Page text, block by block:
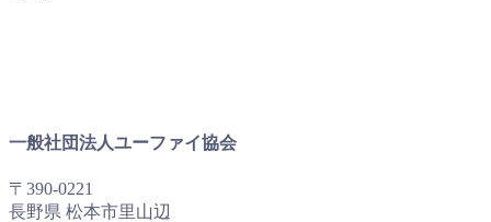
一般社団法人ユーファイ協会
〒390-0221
長野県 松本市里山辺